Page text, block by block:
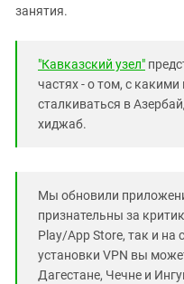
занятия.
"Кавказский узел"
частях - о том, с
сталкиваться в
хиджаб.
Мы обновили
признательны за
Play/App Store, так и на
установки VPN вы
Дагестане, Чечне и